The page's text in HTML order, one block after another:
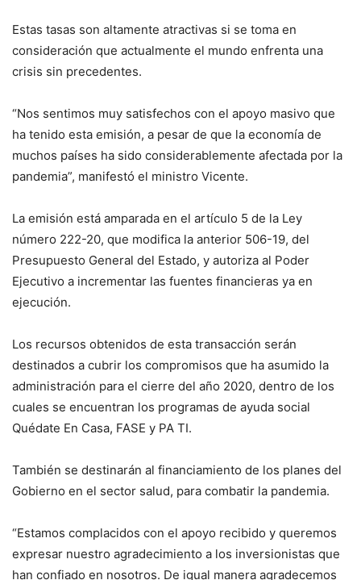
Estas tasas son altamente atractivas si se toma en
consideración que actualmente el mundo enfrenta una
crisis sin precedentes.
“Nos sentimos muy satisfechos con el apoyo masivo que
ha tenido esta emisión, a pesar de que la economía de
muchos países ha sido considerablemente afectada por la
pandemia”, manifestó el ministro Vicente.
La emisión está amparada en el artículo 5 de la Ley
número 222-20, que modifica la anterior 506-19, del
Presupuesto General del Estado, y autoriza al Poder
Ejecutivo a incrementar las fuentes financieras ya en
ejecución.
Los recursos obtenidos de esta transacción serán
destinados a cubrir los compromisos que ha asumido la
administración para el cierre del año 2020, dentro de los
cuales se encuentran los programas de ayuda social
Quédate En Casa, FASE y PA TI.
También se destinarán al financiamiento de los planes del
Gobierno en el sector salud, para combatir la pandemia.
“Estamos complacidos con el apoyo recibido y queremos
expresar nuestro agradecimiento a los inversionistas que
han confiado en nosotros. De igual manera agradecemos